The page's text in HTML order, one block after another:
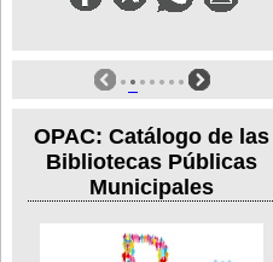
OPAC: Catálogo de las
Bibliotecas Públicas
Municipales